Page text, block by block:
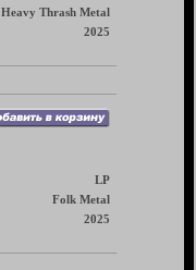
Heavy Thrash Metal
2025
LP
Folk Metal
2025